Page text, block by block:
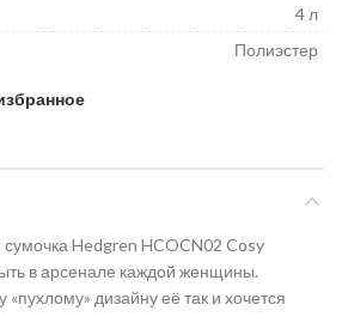
4 л
Полиэстер
сумочка Hedgren HCOCN02 Cosy
в арсенале каждой женщины.
дизайну её так и хочется